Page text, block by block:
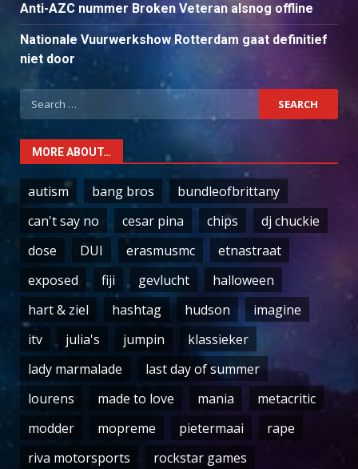
Anti-AZC nummer Broken Veteran alsnog offline
Nationale Vuurwerkshow Rotterdam gaat definitief
niet door
Search
for:
MORE ABOUT…
autism bang bros
bundleofbrittany
can't say no
cesar pina chips
dj chuckie
dose
DUI erasmusmc
etnastraat
exposed
fiji gevlucht
halloween
hart & ziel
hashtag hudson
imagine
itv
julia's jumpin
klassieker
lady marmalade
last day of summer
lourens
made to love mania
metacritic
modder
mopreme pietermaai
rape
riva motorsports
rockstar games